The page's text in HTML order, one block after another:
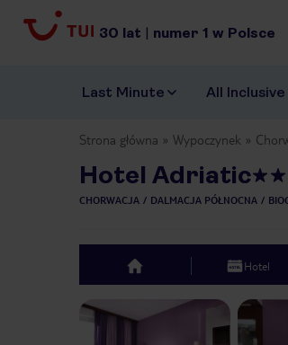
30 lat | numer 1 w Polsce
Last Minute All Inclusive
Strona główna Wypoczynek
Hotel Adriatic
CHORWACJA DALMACJA PÓŁNOCNA
top Hotel
Previous slide